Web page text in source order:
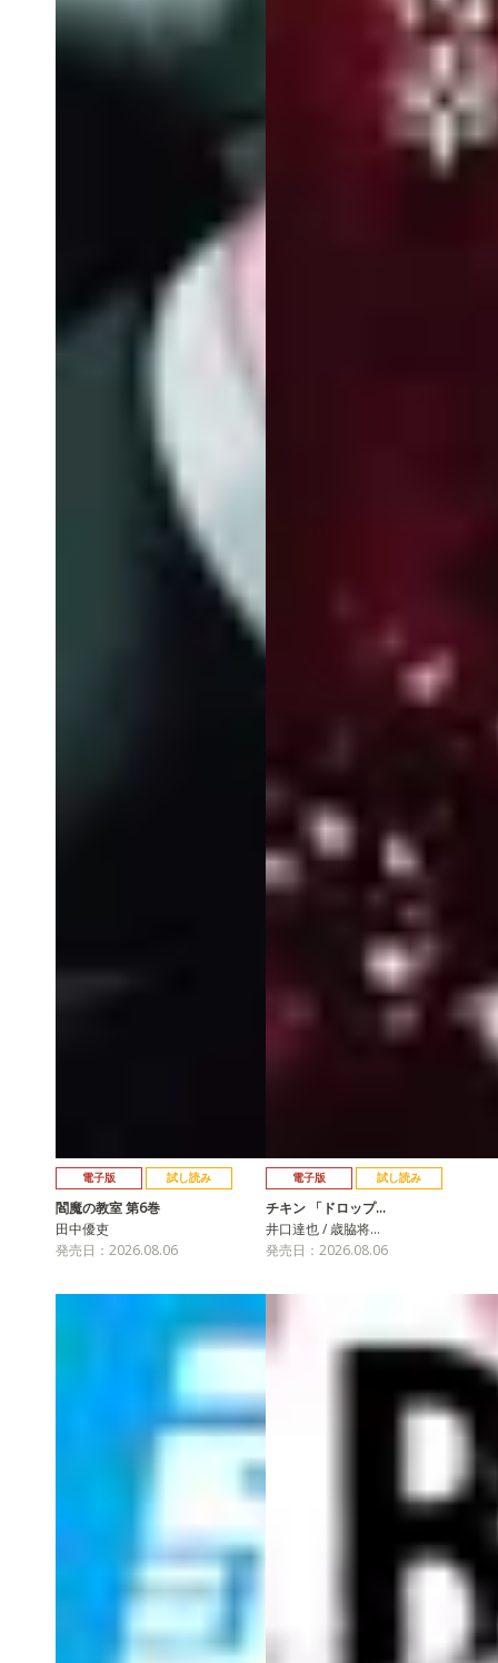
電子版 試し読み
閻魔の教室 第6巻
田中優吏
発売日：2026.08.06
電子版 試し読み
チキン 「ドロップ…
井口達也 / 歳脇将…
発売日：2026.08.06